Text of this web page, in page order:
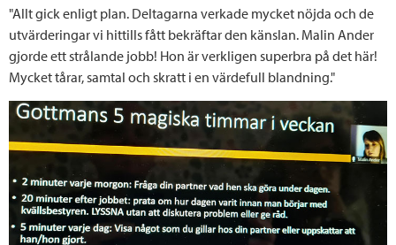
"Allt gick enligt plan. Deltagarna verkade mycket nöjda och de
utvärderingar vi hittills fått bekräftar den känslan. Malin Ander
gjorde ett strålande jobb! Hon är verkligen superbra på det här!
Mycket tårar, samtal och skratt i en värdefull blandning."